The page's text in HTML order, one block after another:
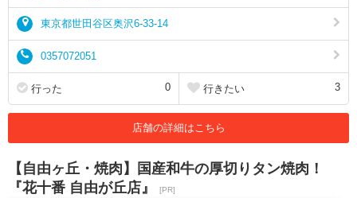
東京都世田谷区奥沢6-33-14
0357072051
行った 0 行きたい 3
店舗の詳細はこちら
【自由ヶ丘・焼肉】国産和牛の厚切りタン焼肉！
『花十番 自由が丘店』
[PR]